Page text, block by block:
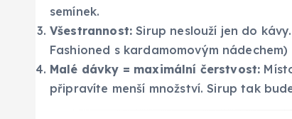
semínek.
Všestrannost: Sirup neslouží jen do
Fashioned s kardamomovým
Malé dávky = maximální čerstvost:
připravíte menší množství. Sirup tak